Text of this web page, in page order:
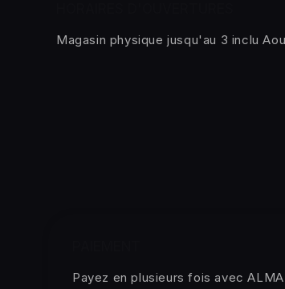
Magasin physique jusqu'au 3 inclu
Payez en plusieurs fois avec